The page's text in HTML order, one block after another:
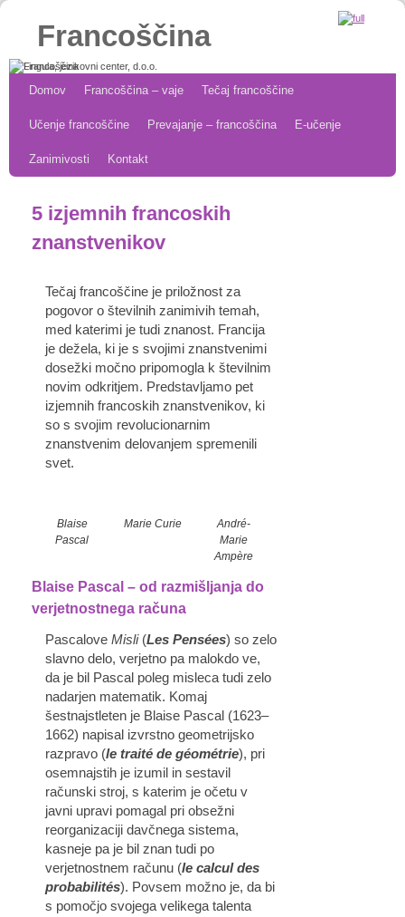
Francoščina
Domov Francoščina – vaje Tečaj francoščine
Učenje francoščine Prevajanje – francoščina E-učenje
Zanimivosti Kontakt
5 izjemnih francoskih
znanstvenikov
Tečaj francoščine je priložnost za
pogovor o številnih zanimivih temah,
med katerimi je tudi znanost. Francija
je dežela, ki je s svojimi znanstvenimi
dosežki močno pripomogla k številnim
novim odkritjem. Predstavljamo pet
izjemnih francoskih znanstvenikov, ki
so s svojim revolucionarnim
znanstvenim delovanjem spremenili
svet.
Blaise
Pascal
Marie Curie
André-
Marie
Ampère
Blaise Pascal – od razmišljanja do
verjetnostnega računa
Pascalove Misli (Les Pensées) so zelo
slavno delo, verjetno pa malokdo ve,
da je bil Pascal poleg misleca tudi zelo
nadarjen matematik. Komaj
šestnajstleten je Blaise Pascal (1623–
1662) napisal izvrstno geometrijsko
razpravo (le traité de géométrie), pri
osemnajstih je izumil in sestavil
računski stroj, s katerim je očetu v
javni upravi pomagal pri obsežni
reorganizaciji davčnega sistema,
kasneje pa je bil znan tudi po
verjetnostnem računu (le calcul des
probabilités). Povsem možno je, da bi
s pomočjo svojega velikega talenta